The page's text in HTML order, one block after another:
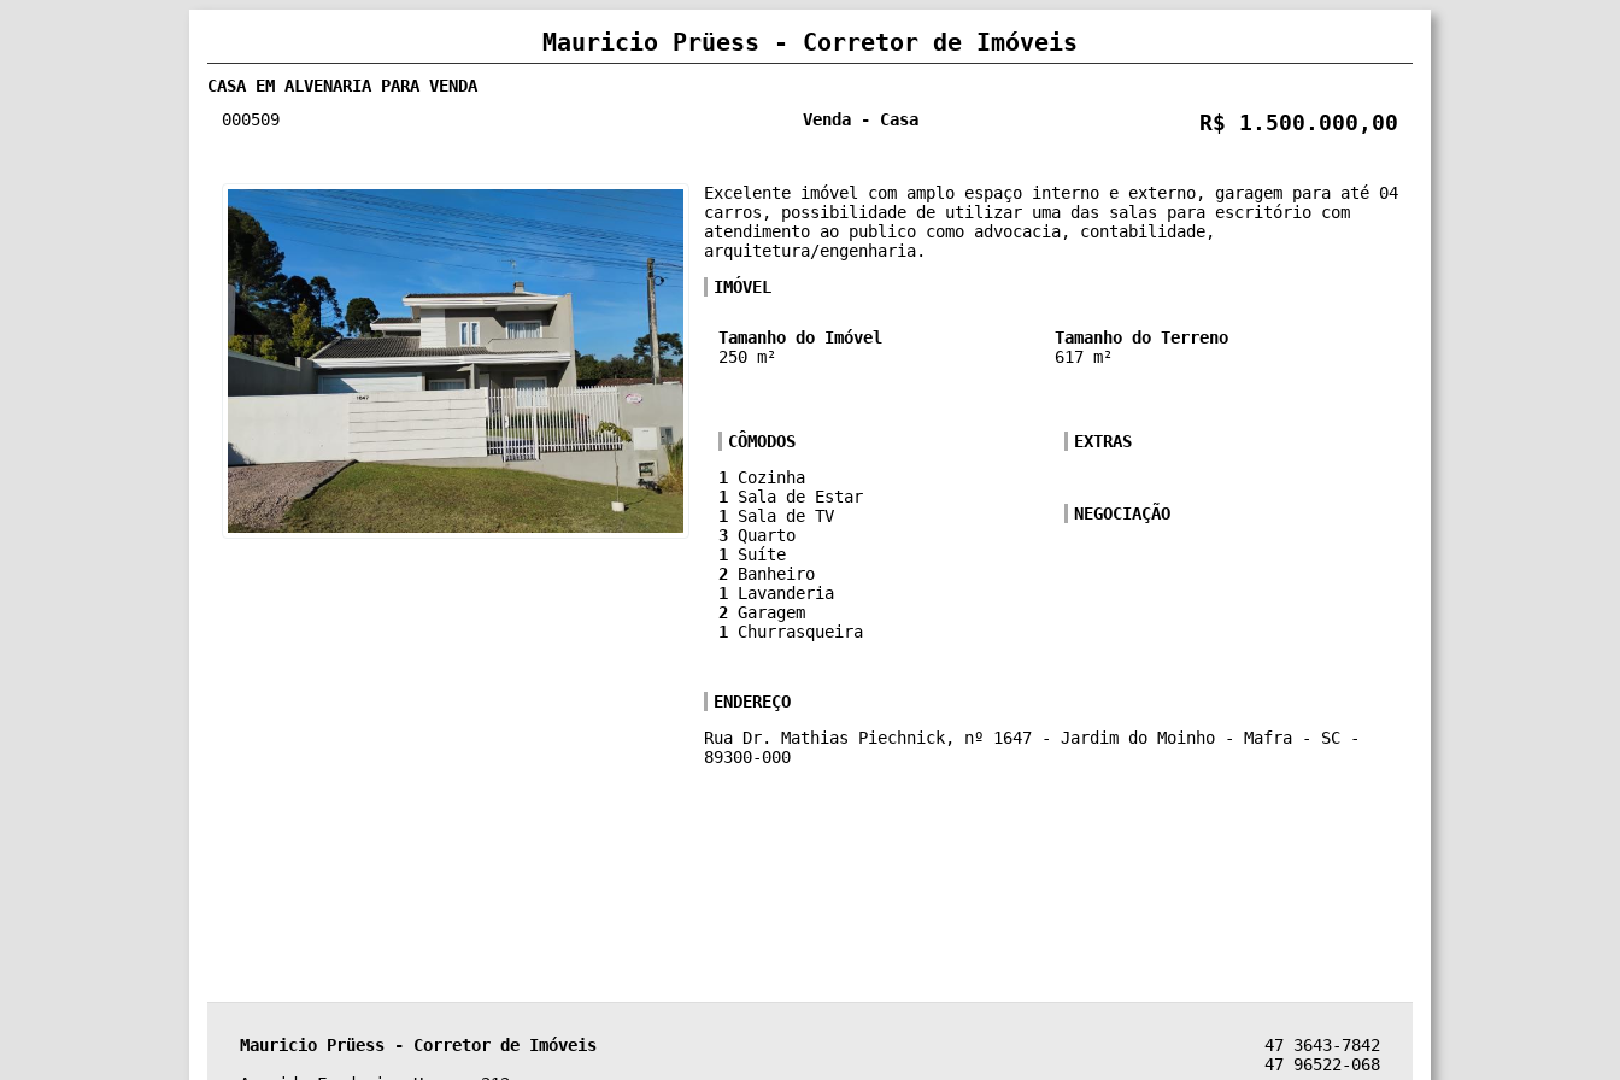
Mauricio Prüess - Corretor de Imóveis
CASA EM ALVENARIA PARA VENDA
000509
Venda - Casa R$ 1.500.000,00
Excelente imóvel com amplo espaço interno e externo, garagem para até 04
carros, possibilidade de utilizar uma das salas para escritório com
atendimento ao publico como advocacia, contabilidade,
arquitetura/engenharia.
IMÓVEL
Tamanho do Imóvel
250 m²
Tamanho do Terreno
617 m²
CÔMODOS
1
Cozinha
1
Sala de Estar
1
Sala de TV
3 Quarto
1
Suíte
2 Banheiro
1
Lavanderia
2 Garagem
1
Churrasqueira
EXTRAS
NEGOCIAÇÃO
ENDEREÇO
Rua Dr. Mathias Piechnick, nº 1647 - Jardim do Moinho - Mafra - SC -
89300-000
Mauricio Prüess - Corretor de Imóveis
47 3643-7842
47 96522-068